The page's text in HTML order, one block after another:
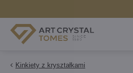
Kinkiety z kryształkami